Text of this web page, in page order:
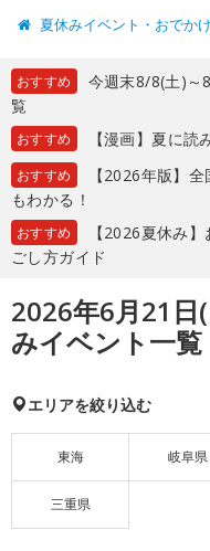
夏休みイベント・おでか
おすすめ
今週末8/8(土)～
覧
おすすめ 【漫画】夏に
おすすめ
【2026年版】
もわかる！
おすすめ
【2026夏休み
ごし方ガイド
2026年6月21日
みイベント一覧
エリアを絞り込む
東海 岐阜県
三重県